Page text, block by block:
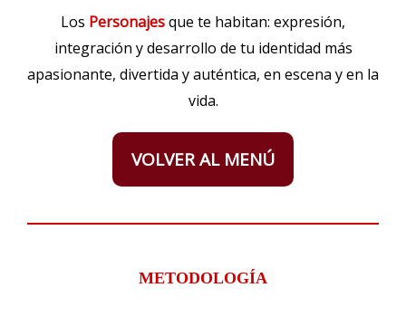
Los Personajesque te habitan: expresión,
integración y desarrollo de tu identidad más
apasionante, divertida y auténtica, en escena y en la
vida.
VOLVER AL MENÚ
METODOLOGÍA